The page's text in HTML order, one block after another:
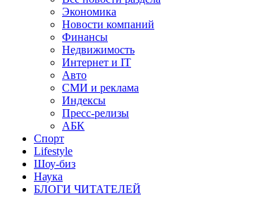
Экономика
Новости компаний
Финансы
Недвижимость
Интернет и IT
Авто
СМИ и реклама
Индексы
Пресс-релизы
АБК
Спорт
Lifestyle
Шоу-биз
Наука
БЛОГИ ЧИТАТЕЛЕЙ